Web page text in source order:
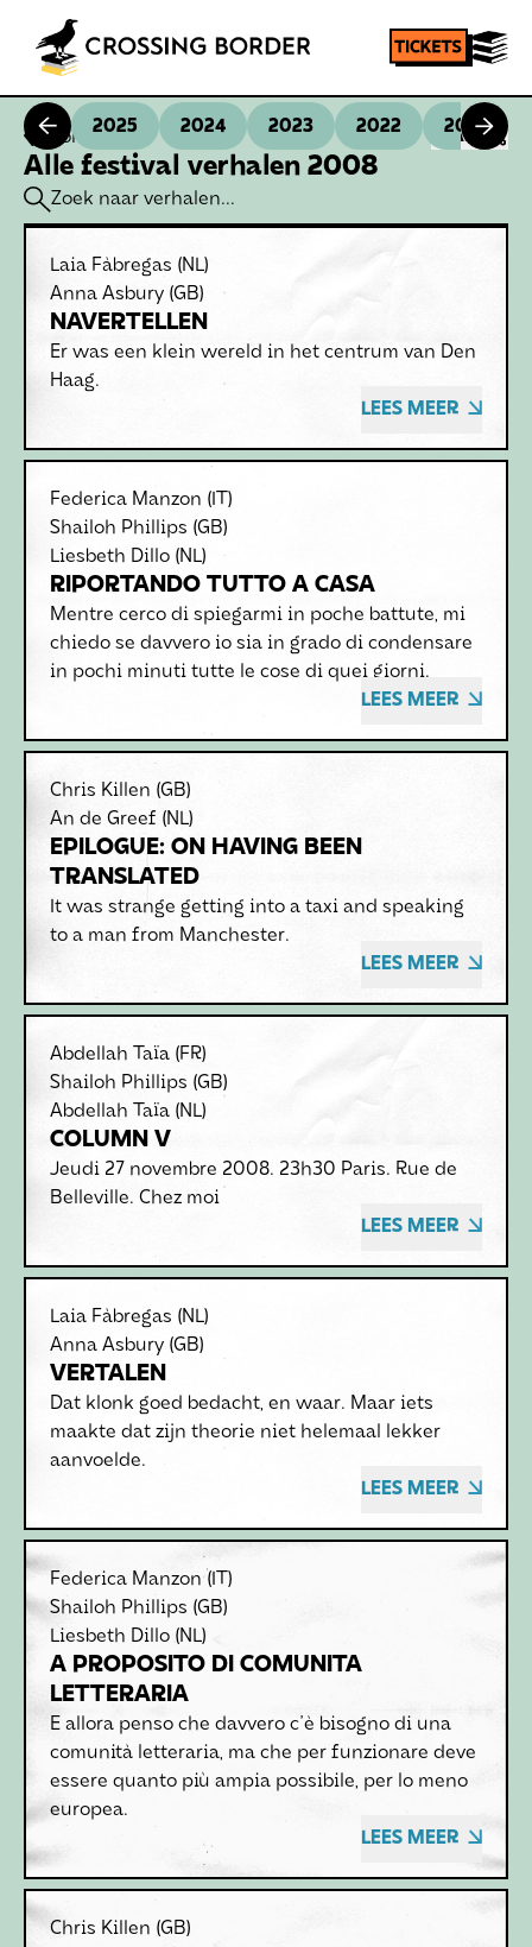
Homepage SHARE
2025 2024 2023 2022 2021
Alle festival verhalen 2008
Laia Fàbregas (NL)
Anna Asbury (GB)
NAVERTELLEN
Er was een klein wereld in het centrum van Den
Haag.
LEES MEER
Federica Manzon (IT)
Shailoh Phillips (GB)
Liesbeth Dillo (NL)
RIPORTANDO TUTTO A CASA
Mentre cerco di spiegarmi in poche battute, mi
chiedo se davvero io sia in grado di condensare
in pochi minuti tutte le cose di quei giorni.
LEES MEER
Chris Killen (GB)
An de Greef (NL)
EPILOGUE: ON HAVING BEEN
TRANSLATED
It was strange getting into a taxi and speaking
to a man from Manchester.
LEES MEER
Abdellah Taïa (FR)
Shailoh Phillips (GB)
Abdellah Taïa (NL)
COLUMN V
Jeudi 27 novembre 2008. 23h30 Paris. Rue de
Belleville. Chez moi
LEES MEER
Laia Fàbregas (NL)
Anna Asbury (GB)
VERTALEN
Dat klonk goed bedacht, en waar. Maar iets
maakte dat zijn theorie niet helemaal lekker
aanvoelde.
LEES MEER
Federica Manzon (IT)
Shailoh Phillips (GB)
Liesbeth Dillo (NL)
A PROPOSITO DI COMUNITA
LETTERARIA
E allora penso che davvero c'è bisogno di una
comunità letteraria, ma che per funzionare deve
essere quanto più ampia possibile, per lo meno
europea.
LEES MEER
Chris Killen (GB)